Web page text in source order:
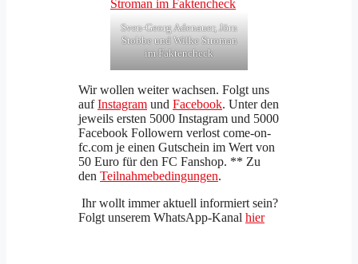
Sven-Georg Adenauer, Jörn
Stobbe und Wilke Stroman
im Faktencheck
Wir wollen weiter wachsen. Folgt uns
aufInstagram und Facebook. Unter den
jeweils ersten 5000 Instagram und 5000
Facebook Followern verlost come-on-
fc.com je einen Gutschein im Wert von
50 Euro für den FC Fanshop. ** Zu
den Teilnahmebedingungen.
Ihr wollt immer aktuell informiert sein?
Folgt unserem WhatsApp-Kanal hier